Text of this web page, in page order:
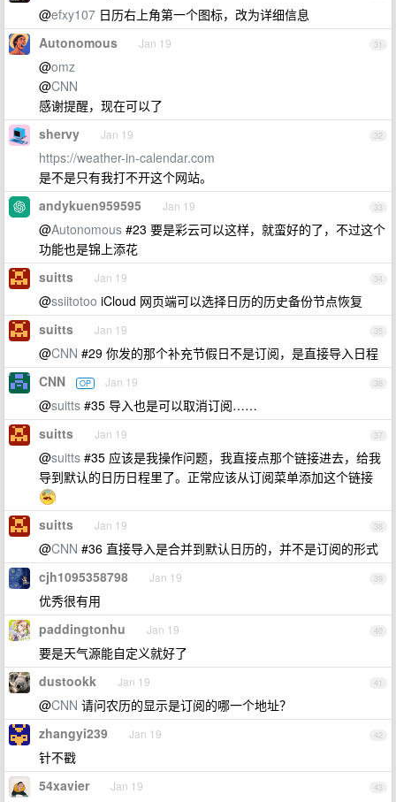
@efxy107 日历右上角第一个图标，改为详细信息
31
Autonomous Jan 19
@omz
@CNN
感谢提醒，现在可以了
32
shervy Jan 19
https://weather-in-calendar.com
是不是只有我打不开这个网站。
33
andykuen959595 Jan 19
@Autonomous #23 要是彩云可以这样，就蛮好的了，不过这个
功能也是锦上添花
34
suitts Jan 19
@ssiitotoo iCloud 网页端可以选择日历的历史备份节点恢复
35
suitts Jan 19
@CNN #29 你发的那个补充节假日不是订阅，是直接导入日程
36
CNN OP Jan 19
@suitts #35 导入也是可以取消订阅……
37
suitts Jan 19
@suitts #35 应该是我操作问题，我直接点那个链接进去，给我
导到默认的日历日程里了。正常应该从订阅菜单添加这个链接
38
suitts Jan 19
@CNN #36 直接导入是合并到默认日历的，并不是订阅的形式
39
cjh1095358798 Jan 19
优秀很有用
40
paddingtonhu Jan 19
要是天气源能自定义就好了
41
dustookk Jan 19
@CNN 请问农历的显示是订阅的哪一个地址？
42
zhangyi239 Jan 19
针不戳
43
54xavier Jan 19